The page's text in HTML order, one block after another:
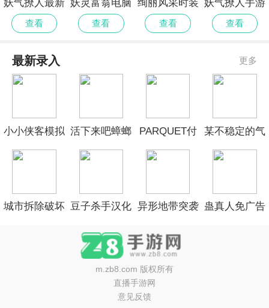
版
查看
版
查看
狂热安卓2024
最新版
查看 查看
最新录入 更多
小小侠客模拟 活下来吧蟑螂
PARQUET付
某不稳定的气
城市拆除破坏 豆子杀手汉化 异形地带突袭 蛊真人免广告
m.zb8.com 版权所有
直播手游网
意见反馈